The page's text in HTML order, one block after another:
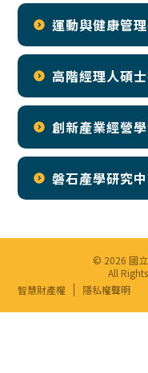
運動與健康管
高階經理人碩
創新產業經營
磐石產學研究
© 2026 國
All
智慧財產權
隱私權聲明